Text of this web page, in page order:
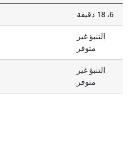
6، 18 دقيقة
التنبؤ غير
متوفر
التنبؤ غير
متوفر